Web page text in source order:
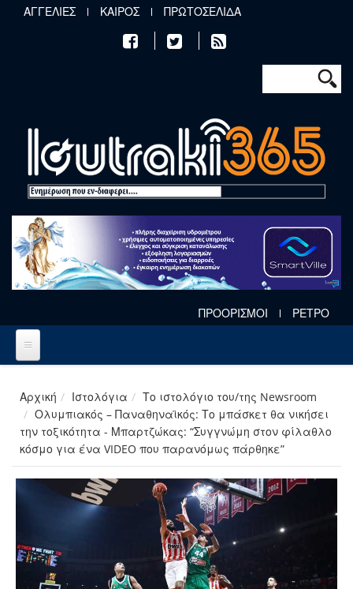
Παράκαμψη προς το κυρίως περιεχόμενο
ΑΓΓΕΛΙΕΣ ΚΑΙΡΟΣ ΠΡΩΤΟΣΕΛΙΔΑ
Φόρμα
Αναζήτηση
ΠΡΟΟΡΙΣΜΟΙ ΡΕΤΡΟ
Αρχική Ιστολόγια
Το ιστολόγιο του/της Newsroom
Ολυμπιακός – Παναθηναϊκός: Το μπάσκετ θα νικήσει
την τοξικότητα - Μπαρτζώκας: “Συγγνώμη στον φίλαθλο
κόσμο για ένα VIDEO που παρανόμως πάρθηκε”